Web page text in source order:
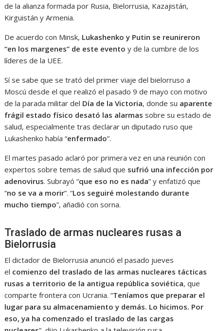
de la alianza formada por Rusia, Bielorrusia, Kazajistán,
Kirguistán y Armenia.
De acuerdo con Minsk, Lukashenko y Putin se reunireron
“en los margenes” de este evento y de la cumbre de los
líderes de la UEE.
Sí se sabe que se trató del primer viaje del bielorruso a
Moscú desde el que realizó el pasado 9 de mayo con motivo
de la parada militar del Día de la Victoria, donde su aparente
frágil estado físico desató las alarmas sobre su estado de
salud, especialmente tras declarar un diputado ruso que
Lukashenko había “enfermado”.
El martes pasado aclaró por primera vez en una reunión con
expertos sobre temas de salud que sufrió una infección por
adenovirus. Subrayó “que eso no es nada” y enfatizó que
“no se va a morir”. “Los seguiré molestando durante
mucho tiempo”, añadió con sorna.
Traslado de armas nucleares rusas a
Bielorrusia
El dictador de Bielorrusia anunció el pasado jueves
el comienzo del traslado de las armas nucleares tácticas
rusas a territorio de la antigua república soviética, que
comparte frontera con Ucrania. “Teníamos que preparar el
lugar para su almacenamiento y demás. Lo hicimos. Por
eso, ya ha comenzado el traslado de las cargas